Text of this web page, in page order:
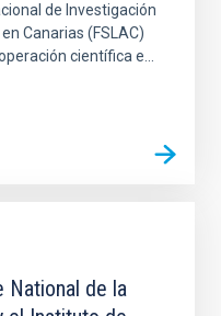
de Investigación
Canarias (FSLAC)
científica e...
National de la